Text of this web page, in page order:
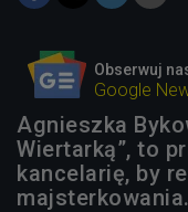
Obserwuj
Google
Agnieszka
Wiertarką”, to
kancelarię, by